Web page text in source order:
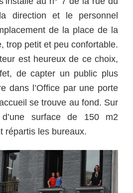
direction et le personnel
de la place de la
trop petit et peu confortable.
est heureux de ce choix,
de capter un public plus
dans l’Office par une porte
se trouve au fond. Sur
surface de 150 m2
répartis les bureaux.